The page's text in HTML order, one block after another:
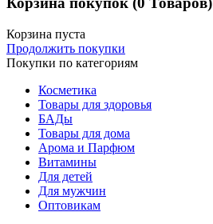
Корзина пуста
Продолжить покупки
Покупки по категориям
Косметика
Товары для здоровья
БАДы
Товары для дома
Арома и Парфюм
Витамины
Для детей
Для мужчин
Оптовикам